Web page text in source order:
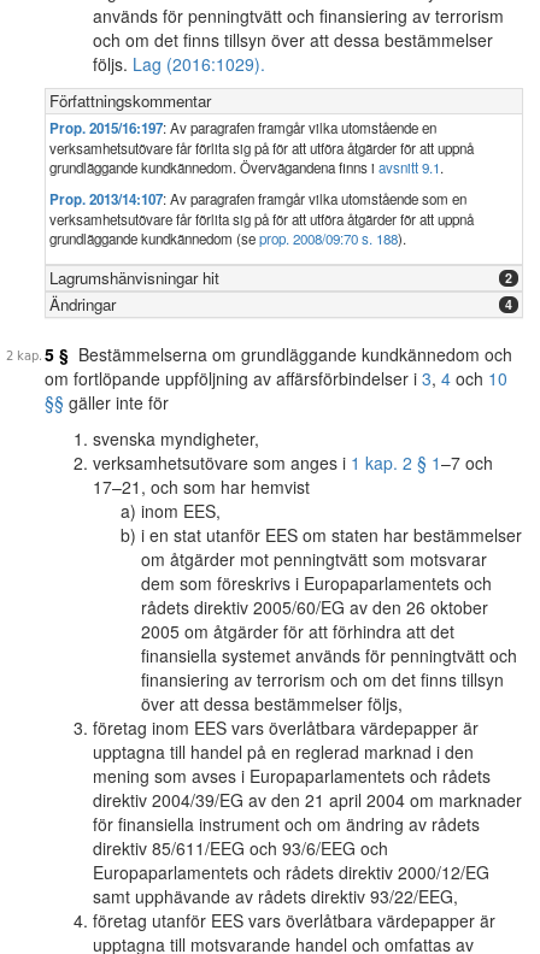
används för penningtvätt och finansiering av terrorism
och om det finns tillsyn över att dessa bestämmelser
följs. Lag (2016:1029).
Författningskommentar
Prop. 2015/16:197: Av paragrafen framgår vilka utomstående en
verksamhetsutövare får förlita sig på för att utföra åtgärder för att uppnå
grundläggande kundkännedom. Övervägandena finns i avsnitt 9.1.
Prop. 2013/14:107: Av paragrafen framgår vilka utomstående som en
verksamhetsutövare får förlita sig på för att utföra åtgärder för att uppnå
grundläggande kundkännedom (seprop. 2008/09:70 s. 188).
Lagrumshänvisningar hit 2
Ändringar 4
5 § Bestämmelserna om grundläggande kundkännedom och
om fortlöpande uppföljning av affärsförbindelser i 3, 4 och 10
§§ gäller inte för
svenska myndigheter,
verksamhetsutövare som anges i 1 kap. 2 § 1–7 och
17–21, och som har hemvist
inom EES,
i en stat utanför EES om staten har bestämmelser
om åtgärder mot penningtvätt som motsvarar
dem som föreskrivs i Europaparlamentets och
rådets direktiv 2005/60/EG av den 26 oktober
2005 om åtgärder för att förhindra att det
finansiella systemet används för penningtvätt och
finansiering av terrorism och om det finns tillsyn
över att dessa bestämmelser följs,
företag inom EES vars överlåtbara värdepapper är
upptagna till handel på en reglerad marknad i den
mening som avses i Europaparlamentets och rådets
direktiv 2004/39/EG av den 21 april 2004 om marknader
för finansiella instrument och om ändring av rådets
direktiv 85/611/EEG och 93/6/EEG och
Europaparlamentets och rådets direktiv 2000/12/EG
samt upphävande av rådets direktiv 93/22/EEG,
företag utanför EES vars överlåtbara värdepapper är
upptagna till motsvarande handel och omfattas av